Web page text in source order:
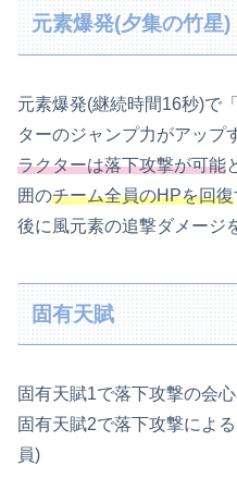
元素爆発(夕集の竹星)
元素爆発(継続時間16秒)で
ターのジャンプ力がアップ
ラクターは落下攻撃が可能
囲のチーム全員のHPを回復
後に風元素の追撃ダメージ
固有天賦
固有天賦1で落下攻撃の会
固有天賦2で落下攻撃によ
員)